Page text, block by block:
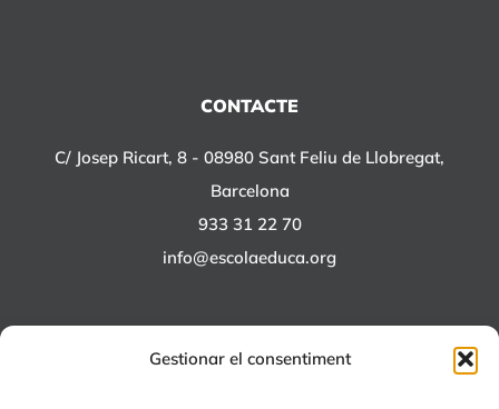
Gestionar el consentiment
CONTACTE
C/ Josep Ricart, 8 - 08980 Sant Feliu de Llobregat,
Barcelona
933 31 22 70
info@escolaeduca.org